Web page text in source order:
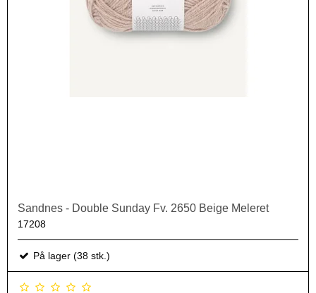
Sandnes - Double Sunday Fv. 2650 Beige Meleret
17208
På lager (38 stk.)